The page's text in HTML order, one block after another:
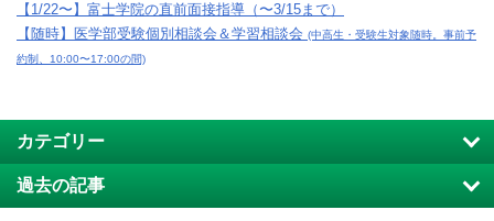
【1/22〜】富士学院の直前面接指導（〜3/15まで）
【随時】医学部受験個別相談会＆学習相談会 (中高生・受験生対象随時。事前予
約制、10:00〜17:00の間)
カテゴリー
過去の記事